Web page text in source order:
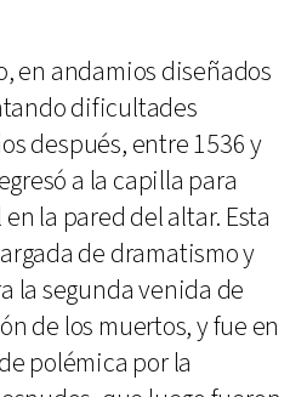
en andamios diseñados
dificultades
después, entre 1536 y
a la capilla para
la pared del altar. Esta
de dramatismo y
la segunda venida de
de los muertos, y fue en
polémica por la